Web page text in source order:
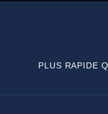
PLUS RAPIDE